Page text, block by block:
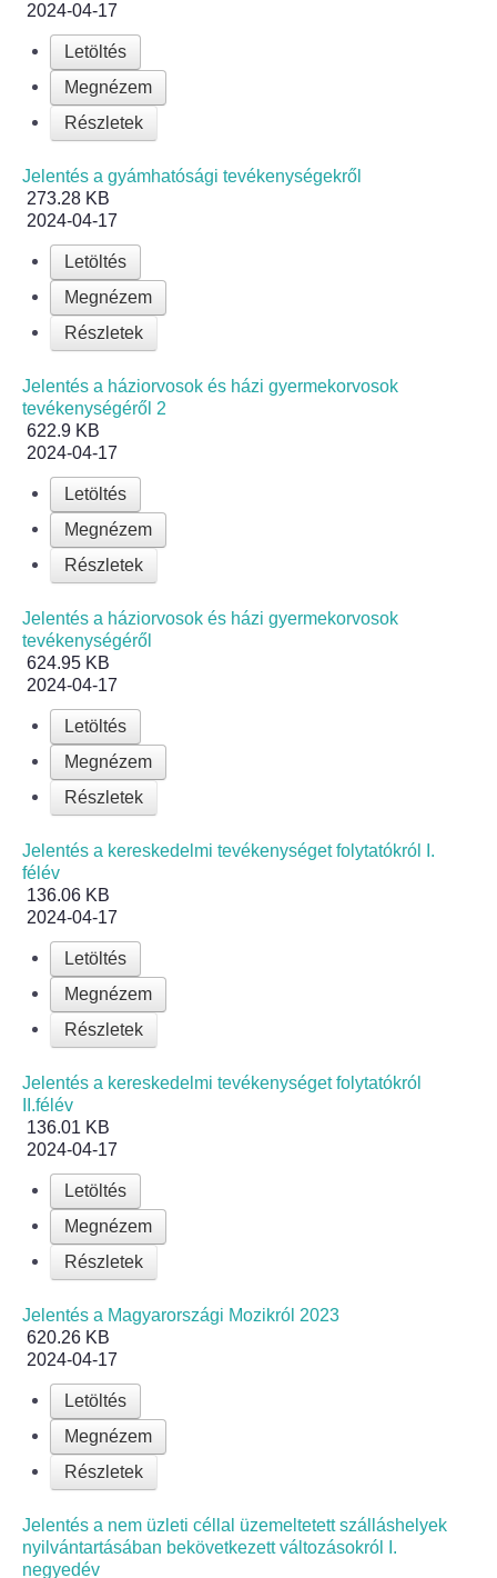
Szabályzatok
Elérhetőség
ÖNKORMÁNYZAT
Képviselő-testület
Képviselő-testületi ülések
Bizottságok
A helyi választási bizottság
A helyi választási bizottság határozatai
Roma Nemzetiségi Önkormányzat
Roma Nemzetiségi Önkormányzat ülések
Rendeletek
Polgármesteri normatív határozatok
Önkormányzati támogatások
Szabályzatok
Pályázatok
Közbeszerzések
Szerződések
Közadat
Helyi Esélyegyenlőség Program
Alapítványok
Helyi Építési Szabályzat
INTÉZMÉNYEK
Bölcskei Mesevár Óvoda és Bölcsőde
Óvodakert
Egészségügy
Háziorvos
Gyermekorvos
2024-04-17
Letöltés
Megnézem
Részletek
Jelentés a gyámhatósági tevékenységekről
273.28 KB
2024-04-17
Letöltés
Megnézem
Részletek
Jelentés a háziorvosok és házi gyermekorvosok
tevékenységéről 2
622.9 KB
2024-04-17
Letöltés
Megnézem
Részletek
Jelentés a háziorvosok és házi gyermekorvosok
tevékenységéről
624.95 KB
2024-04-17
Letöltés
Megnézem
Részletek
Jelentés a kereskedelmi tevékenységet folytatókról I.
félév
136.06 KB
2024-04-17
Letöltés
Megnézem
Részletek
Jelentés a kereskedelmi tevékenységet folytatókról
II.félév
136.01 KB
2024-04-17
Letöltés
Megnézem
Részletek
Jelentés a Magyarországi Mozikról 2023
620.26 KB
2024-04-17
Letöltés
Megnézem
Részletek
Jelentés a nem üzleti céllal üzemeltetett szálláshelyek
nyilvántartásában bekövetkezett változásokról I.
negyedév